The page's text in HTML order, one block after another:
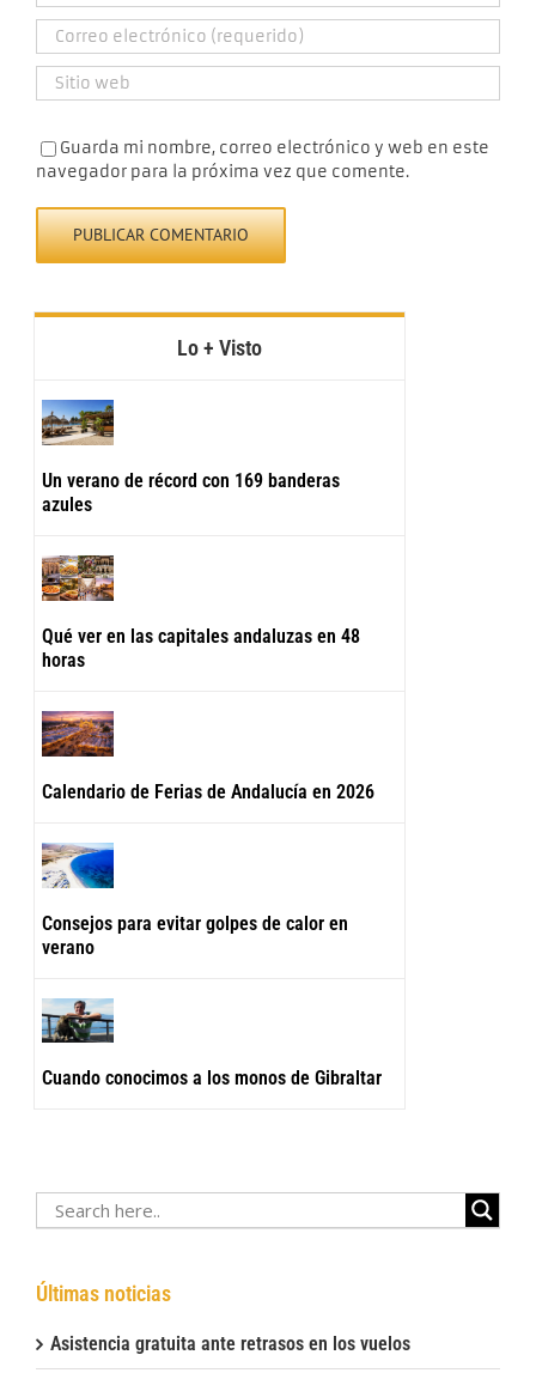
Guarda mi nombre, correo electrónico y web en este
navegador para la próxima vez que comente.
Lo + Visto
Un verano de récord con 169 banderas
azules
Qué ver en las capitales andaluzas en 48
horas
Calendario de Ferias de Andalucía en 2026
Consejos para evitar golpes de calor en
verano
Cuando conocimos a los monos de Gibraltar
Últimas noticias
Asistencia gratuita ante retrasos en los vuelos